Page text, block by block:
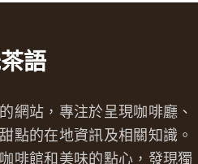
語
網站，專注於呈現咖啡廳、
點的在地資訊及相關知識。
啡館和美味的點心，發現獨